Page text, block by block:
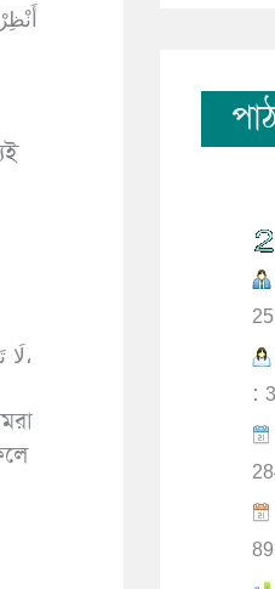
لَا تَلِجُوْا عَلَى المُغِيبَاتِ، فَإِنَّ الشَّيْطَانَ يَجْرِي مِنْ أَحَدِكُمْ مَجْرَى الدَّمِ، قُلْنَا: وَمِنْكَ؟ قَالَ: وَمِنِّي، وَلَكِنَّ اللهَ أَعَانَنِي عَلَيْهِ فَأَسْلَمُ،
: